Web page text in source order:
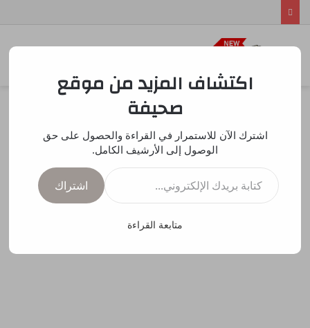
اكتشاف المزيد من موقع
صحيفة
اشترك الآن للاستمرار في القراءة والحصول على حق
الوصول إلى الأرشيف الكامل.
كتابة بريدك الإلكتروني...
اشتراك
متابعة القراءة